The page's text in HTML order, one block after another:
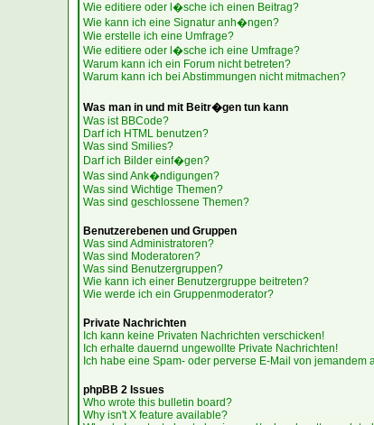
Wie editiere oder l�sche ich einen Beitrag?
Wie kann ich eine Signatur anh�ngen?
Wie erstelle ich eine Umfrage?
Wie editiere oder l�sche ich eine Umfrage?
Warum kann ich ein Forum nicht betreten?
Warum kann ich bei Abstimmungen nicht mitmachen?
Was man in und mit Beitr�gen tun kann
Was ist BBCode?
Darf ich HTML benutzen?
Was sind Smilies?
Darf ich Bilder einf�gen?
Was sind Ank�ndigungen?
Was sind Wichtige Themen?
Was sind geschlossene Themen?
Benutzerebenen und Gruppen
Was sind Administratoren?
Was sind Moderatoren?
Was sind Benutzergruppen?
Wie kann ich einer Benutzergruppe beitreten?
Wie werde ich ein Gruppenmoderator?
Private Nachrichten
Ich kann keine Privaten Nachrichten verschicken!
Ich erhalte dauernd ungewollte Private Nachrichten!
Ich habe eine Spam- oder perverse E-Mail von jemandem
phpBB 2 Issues
Who wrote this bulletin board?
Why isn't X feature available?